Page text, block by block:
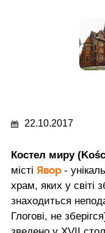
22.10.2017
Костел миру
місті Явор -
храм, яких у світі
знаходиться
Глогові, не